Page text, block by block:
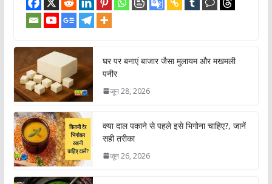
घर पर बनाएं बाजार जैसा मुलायम और मखमली
पनीर
जून 28, 2026
क्या दाल पकाने से पहले इसे भिगोना चाहिए?, जानें
सही तरीका
जून 26, 2026